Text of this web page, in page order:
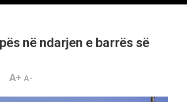
në ndarjen e barrës së
A+ A-